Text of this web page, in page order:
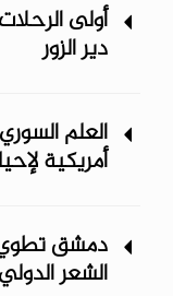
أولى
دير الزور
العلم
أمريكية
دمشق تطوي
الشعر